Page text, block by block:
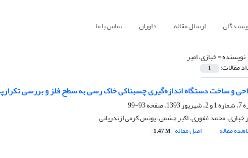
ارسال مقاله داوران تماس با ما
نویسنده =خبازی، امیر
مقالات: 1
و ساخت دستگاه اندازه‌گیری چسبناکی خاک رسی به سطح فلز و بررسی
صفحه
93-99
خبازی، محمد غفوری، اکبر چشمی، یونس کرمی ازندریانی
مقاله
اصل مقاله 1.47 M